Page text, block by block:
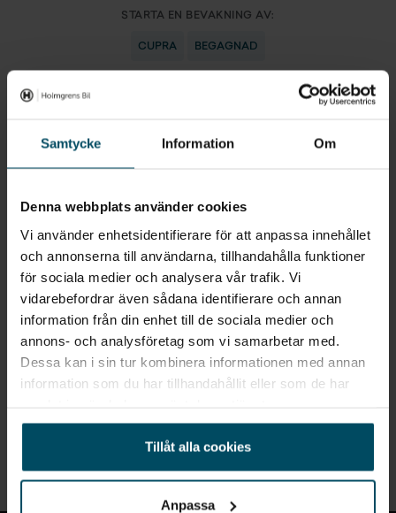
Samtycke Information Om
Denna webbplats använder cookies
Vi använder enhetsidentifierare för att anpassa innehållet
och annonserna till användarna, tillhandahålla funktioner
för sociala medier och analysera vår trafik. Vi
vidarebefordrar även sådana identifierare och annan
information från din enhet till de sociala medier och
annons- och analysföretag som vi samarbetar med.
Dessa kan i sin tur kombinera informationen med annan
information som du har tillhandahållit eller som de har
Tillåt alla cookies
Anpassa
STARTA EN BEVAKNING AV:
CUPRA BEGAGNAD
Fyll in din e-postadress så skickar vi ett mail direkt
Bevaka
Alla personuppgifter som skickas in till Holmgrens kommer att
behandlas enligt bestämmelserna i EU:s dataskyddsförordningen
(GDPR).Härkan du läsa mer om hur vi behandlar dina
personuppgifter.
Till toppen